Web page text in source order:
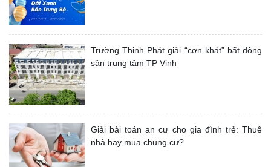
Trường Thịnh Phát giải “cơn khát” bất động
sản trung tâm TP Vinh
Giải bài toán an cư cho gia đình trẻ: Thuê
nhà hay mua chung cư?